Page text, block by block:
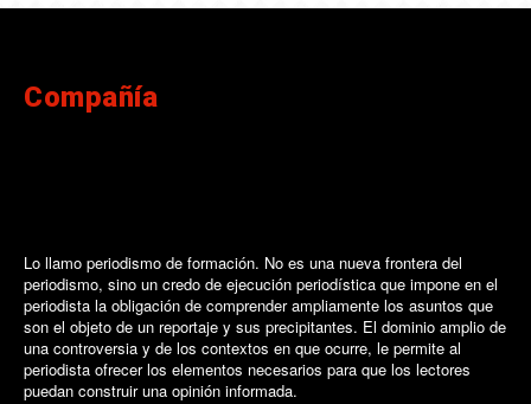
Compañía
Lo llamo periodismo de formación. No es una nueva frontera del
periodismo, sino un credo de ejecución periodística que impone en el
periodista la obligación de comprender ampliamente los asuntos que
son el objeto de un reportaje y sus precipitantes. El dominio amplio de
una controversia y de los contextos en que ocurre, le permite al
periodista ofrecer los elementos necesarios para que los lectores
puedan construir una opinión informada.